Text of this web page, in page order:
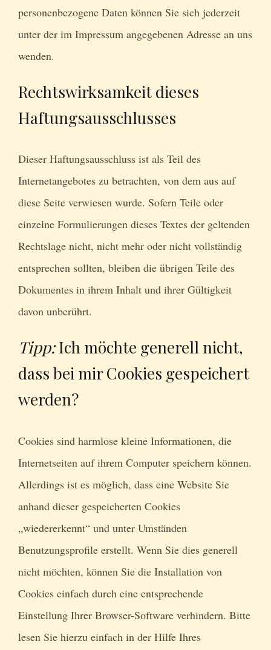
personenbezogene Daten können Sie sich jederzeit
unter der im Impressum angegebenen Adresse an uns
wenden.
Rechtswirksamkeit dieses
Haftungsausschlusses
Dieser Haftungsausschluss ist als Teil des
Internetangebotes zu betrachten, von dem aus auf
diese Seite verwiesen wurde. Sofern Teile oder
einzelne Formulierungen dieses Textes der geltenden
Rechtslage nicht, nicht mehr oder nicht vollständig
entsprechen sollten, bleiben die übrigen Teile des
Dokumentes in ihrem Inhalt und ihrer Gültigkeit
davon unberührt.
Tipp:Ich möchte generell nicht,
dass bei mir Cookies gespeichert
werden?
Cookies sind harmlose kleine Informationen, die
Internetseiten auf ihrem Computer speichern können.
Allerdings ist es möglich, dass eine Website Sie
anhand dieser gespeicherten Cookies
„wiedererkennt“ und unter Umständen
Benutzungsprofile erstellt. Wenn Sie dies generell
nicht möchten, können Sie die Installation von
Cookies einfach durch eine entsprechende
Einstellung Ihrer Browser-Software verhindern. Bitte
lesen Sie hierzu einfach in der Hilfe Ihres